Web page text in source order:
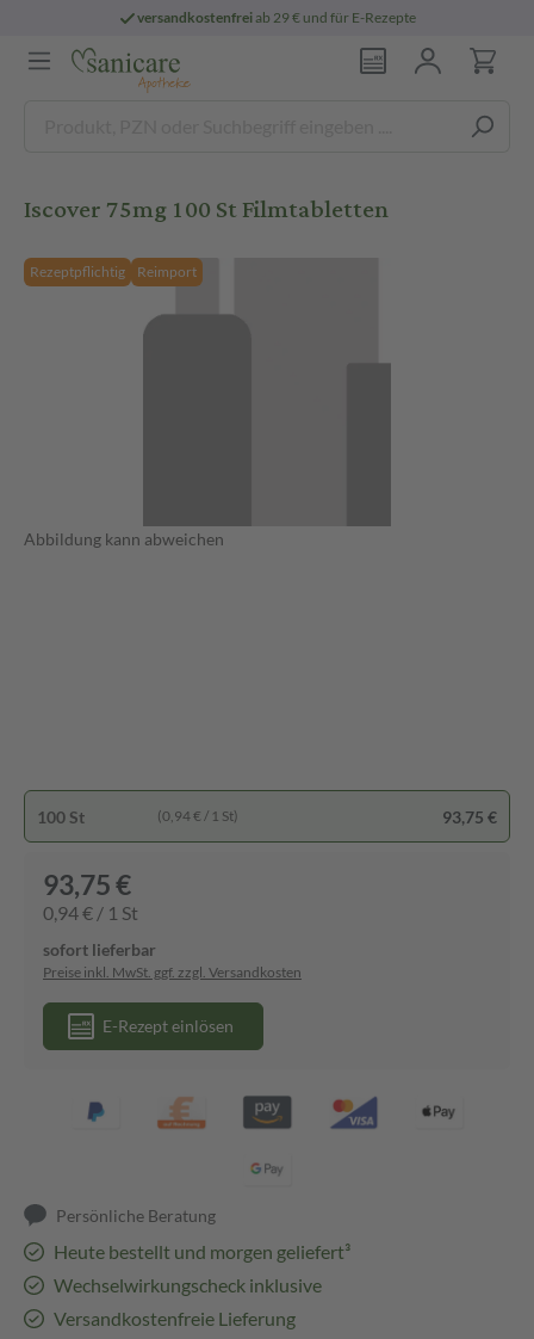
versandkostenfreiab 29 € und für E-Rezepte
Iscover 75mg 100 St Filmtabletten
Rezeptpflichtig Reimport
Abbildung kann abweichen
100 St (0,94 € / 1 St) 93,75 €
93,75 €
0,94 € / 1 St
sofort lieferbar
Preise inkl. MwSt. ggf. zzgl. Versandkosten
E-Rezept einlösen
Persönliche Beratung
Heute bestellt und morgen geliefert³
Wechselwirkungscheck inklusive
Versandkostenfreie Lieferung